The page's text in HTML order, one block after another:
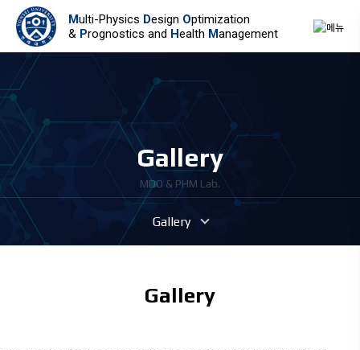
Multi-Physics Design Optimization
& Prognostics and Health Management
Gallery
MDO & PHM Lab.
Gallery
Gallery